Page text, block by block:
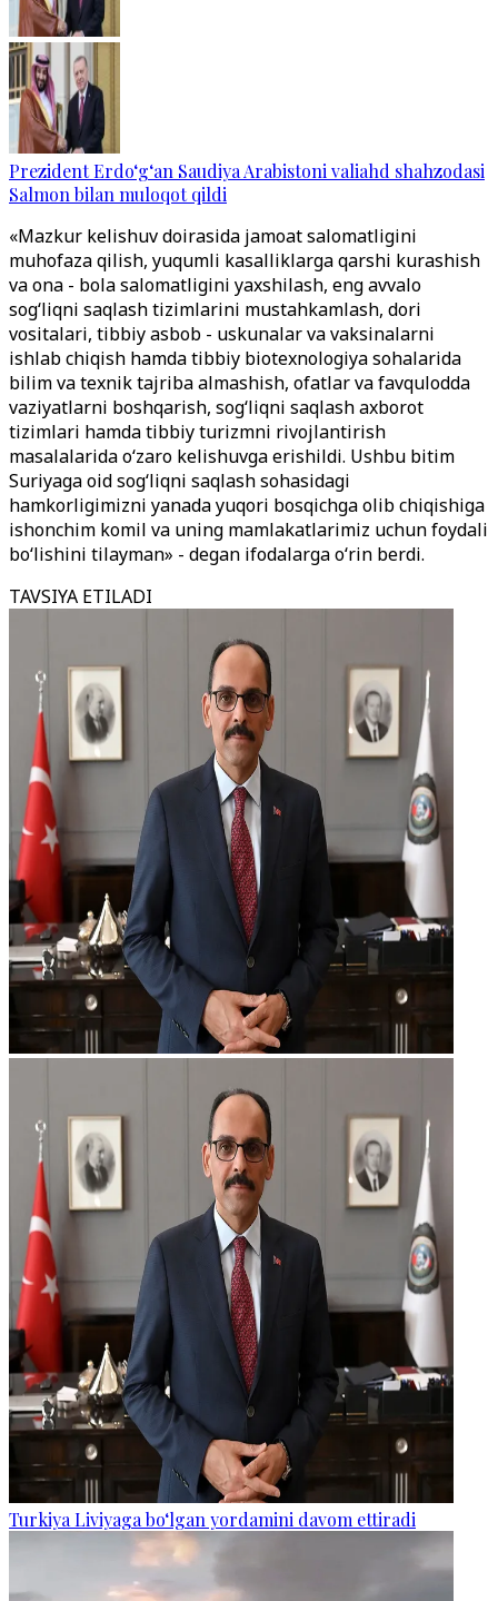
Prezident Erdo‘g‘an Saudiya Arabistoni valiahd shahzodasi
Salmon bilan muloqot qildi
«Mazkur kelishuv doirasida jamoat salomatligini
muhofaza qilish, yuqumli kasalliklarga qarshi kurashish
va ona - bola salomatligini yaxshilash, eng avvalo
sog‘liqni saqlash tizimlarini mustahkamlash, dori
vositalari, tibbiy asbob - uskunalar va vaksinalarni
ishlab chiqish hamda tibbiy biotexnologiya sohalarida
bilim va texnik tajriba almashish, ofatlar va favqulodda
vaziyatlarni boshqarish, sog‘liqni saqlash axborot
tizimlari hamda tibbiy turizmni rivojlantirish
masalalarida o‘zaro kelishuvga erishildi. Ushbu bitim
Suriyaga oid sog‘liqni saqlash sohasidagi
hamkorligimizni yanada yuqori bosqichga olib chiqishiga
ishonchim komil va uning mamlakatlarimiz uchun foydali
bo‘lishini tilayman» - degan ifodalarga o‘rin berdi.
TAVSIYA ETILADI
Turkiya Liviyaga bo‘lgan yordamini davom ettiradi